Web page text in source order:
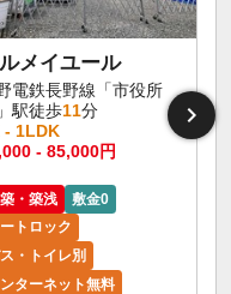
メイユール
電鉄長野線「市役所
駅徒歩11分
- 1LDK
- 85,000円
・築浅
敷金0
トロック
・トイレ別
ターネット無料